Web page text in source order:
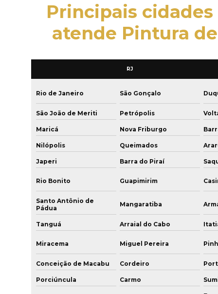
Principais cidades
atende Pintura
RJ
Rio de Janeiro São Gonçalo
São João de Meriti Petrópolis
Maricá Nova Friburgo
Nilópolis Queimados
Japeri Barra do Piraí
Rio Bonito Guapimirim
Santo Antônio de
Pádua
Mangaratiba
Tanguá Arraial do Cabo
Miracema Miguel Pereira
Conceição de Macabu Cordeiro
Porciúncula Carmo